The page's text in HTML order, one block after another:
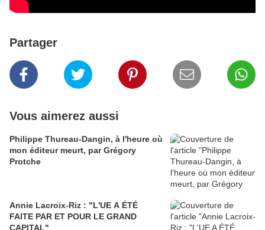
Partager
Vous aimerez aussi
Philippe Thureau-Dangin, à l'heure où
mon éditeur meurt, par Grégory
Protche
Annie Lacroix-Riz : "L'UE A ÉTÉ
FAITE PAR ET POUR LE GRAND
CAPITAL"